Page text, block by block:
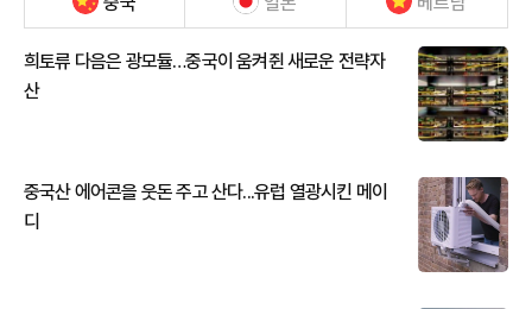
희토류 다음은 광모듈…중국이 움켜쥔 새로운 전략자
산
중국산 에어콘을 웃돈 주고 산다...유럽 열광시킨 메이
디